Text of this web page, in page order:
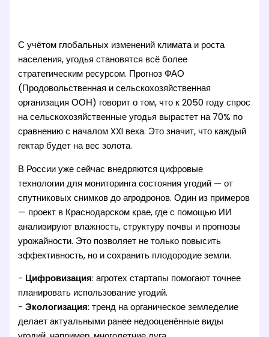
С учётом глобальных изменений климата и роста
населения, угодья становятся всё более
стратегическим ресурсом. Прогноз ФАО
(Продовольственная и сельскохозяйственная
организация ООН) говорит о том, что к 2050 году спрос
на сельскохозяйственные угодья вырастет на 70% по
сравнению с началом XXI века. Это значит, что каждый
гектар будет на вес золота.
В России уже сейчас внедряются цифровые
технологии для мониторинга состояния угодий — от
спутниковых снимков до агродронов. Один из примеров
— проект в Краснодарском крае, где с помощью ИИ
анализируют влажность, структуру почвы и прогнозы
урожайности. Это позволяет не только повысить
эффективность, но и сохранить плодородие земли.
- Цифровизация: агротех стартапы помогают точнее
планировать использование угодий.
-Экологизация: тренд на органическое земледелие
делает актуальными ранее недооценённые виды